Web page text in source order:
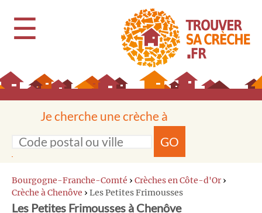
☰
Je cherche une crèche à
GO
Bourgogne-Franche-Comté › Crèches en Côte-d'Or ›
Crèche à Chenôve › Les Petites Frimousses
Les Petites Frimousses à Chenôve